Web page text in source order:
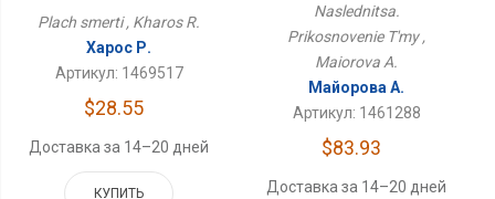
Plach smerti , Kharos R.
Харос Р.
Артикул: 1469517
$28.55
Доставка за 14–20 дней
КУПИТЬ
Naslednitsa.
Prikosnovenie T'my ,
Maiorova A.
Майорова А.
Артикул: 1461288
$83.93
Доставка за 14–20 дней